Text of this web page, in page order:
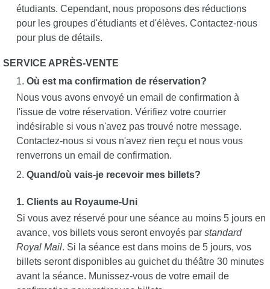
étudiants. Cependant, nous proposons des réductions
pour les groupes d'étudiants et d'élèves. Contactez-nous
pour plus de détails.
SERVICE APRÈS-VENTE
Où est ma confirmation de réservation?
Nous vous avons envoyé un email de confirmation à
l'issue de votre réservation. Vérifiez votre courrier
indésirable si vous n'avez pas trouvé notre message.
Contactez-nous si vous n'avez rien reçu et nous vous
renverrons un email de confirmation.
Quand/où vais-je recevoir mes billets?
1. Clients au Royaume-Uni
Si vous avez réservé pour une séance au moins 5 jours en
avance, vos billets vous seront envoyés par standard
Royal Mail. Si la séance est dans moins de 5 jours, vos
billets seront disponibles au guichet du théâtre 30 minutes
avant la séance. Munissez-vous de votre email de